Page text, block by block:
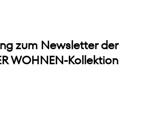
zum Newsletter der
WOHNEN-Kollektion